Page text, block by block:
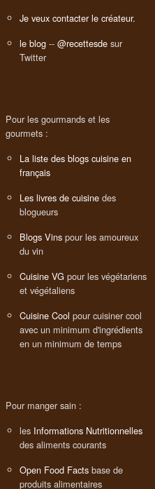
Je veux contacter le créateur.
le blog -- @recettesde sur
Twitter
Pour les gourmands et les
gourmets :
La liste des blogs cuisine en
français
Les livres de cuisine des
blogueurs
Blogs Vins pour les amoureux
du vin
Cuisine VG pour les végétariens
et végétaliens
Cuisine Cool pour cuisiner cool
avec un minimum d'ingrédients
en un minimum de temps
Pour manger sain :
les Informations Nutritionnelles
des aliments courants
Open Food Facts base de
produits alimentaires